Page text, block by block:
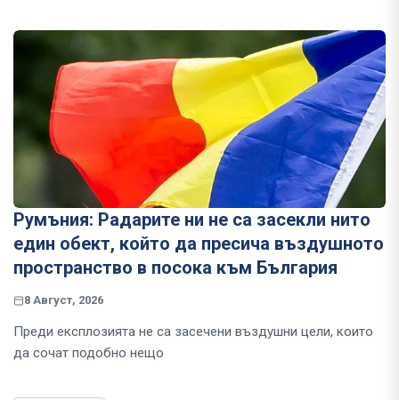
Румъния: Радарите ни не са засекли нито
един обект, който да пресича въздушното
пространство в посока към България
8 Август, 2026
Преди експлозията не са засечени въздушни цели, които
да сочат подобно нещо